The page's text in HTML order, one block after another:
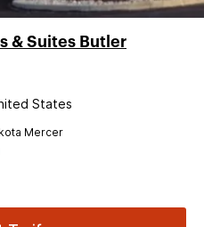
& Suites Butler
States
Mercer